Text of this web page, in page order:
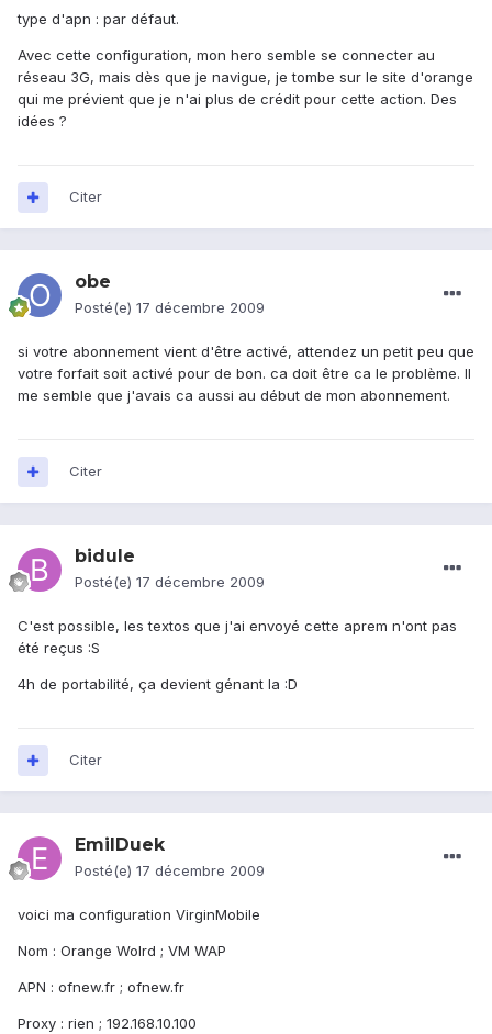
type d'apn : par défaut.
Avec cette configuration, mon hero semble se connecter au
réseau 3G, mais dès que je navigue, je tombe sur le site d'orange
qui me prévient que je n'ai plus de crédit pour cette action. Des
idées ?
Citer
obe
Posté(e) 17 décembre 2009
si votre abonnement vient d'être activé, attendez un petit peu que
votre forfait soit activé pour de bon. ca doit être ca le problème. Il
me semble que j'avais ca aussi au début de mon abonnement.
Citer
bidule
Posté(e) 17 décembre 2009
C'est possible, les textos que j'ai envoyé cette aprem n'ont pas
été reçus :S
4h de portabilité, ça devient génant la :D
Citer
EmilDuek
Posté(e) 17 décembre 2009
voici ma configuration VirginMobile
Nom : Orange Wolrd ; VM WAP
APN : ofnew.fr ; ofnew.fr
Proxy : rien ; 192.168.10.100